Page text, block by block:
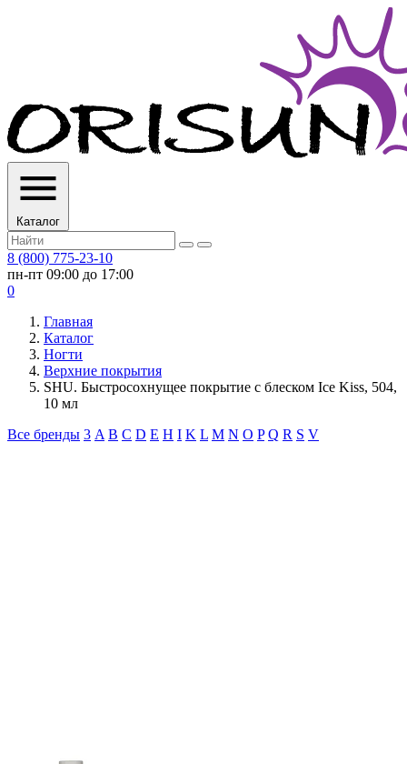
Каталог
8 (800) 775-23-10
пн-пт 09:00 до 17:00
0
Главная
Каталог
Ногти
Верхние покрытия
SHU. Быстросохнущее покрытие с блеском Ice Kiss, 504,
10 мл
Все бренды 3 A B C D E H I K L M N O P Q R S V